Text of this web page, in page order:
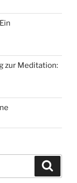
zur Meditation: